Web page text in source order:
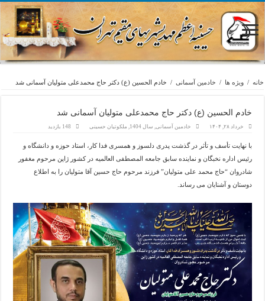
خانه / ویژه ها / خادمین آسمانی / خادم الحسین (ع) دکتر حاج محمدعلی متولیان آسمانی شد
خادم الحسین (ع) دکتر حاج محمدعلی متولیان آسمانی شد
خرداد ۲۸, ۱۴۰۴ خادمین آسمانی سال 1404 ملکوتیان حسینی 148 بازدید
با نهایت تأسف و تأثر در گذشت پدری دلسوز و همسری فدا کار، استاد حوزه و دانشگاه و
رئیس اداره نخبگان و نماینده سابق جامعه المصطفی العالمیه در کشور ژاپن مرحوم مغفور
شادروان “حاج محمد علی متولیان” فرزند مرحوم حاج حسین آقا متولیان را به اطلاع
دوستان و آشنایان می رساند.